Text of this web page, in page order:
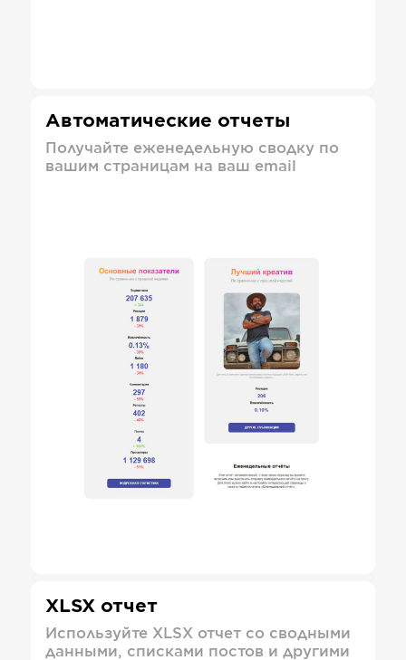
Автоматические отчеты
Получайте еженедельную сводку по
вашим страницам на ваш email
XLSX отчет
Используйте XLSX отчет со сводными
данными, списками постов и другими